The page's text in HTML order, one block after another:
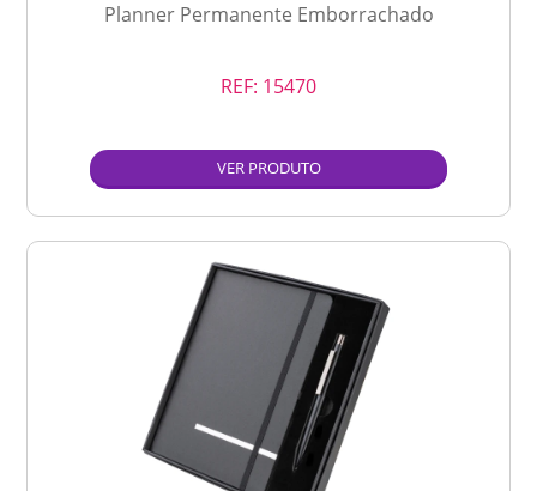
Planner Permanente Emborrachado
REF: 15470
VER PRODUTO